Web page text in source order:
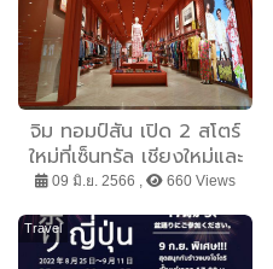
จิม ทอมป์สัน เปิด 2 สโตร์
ใหม่ที่เซ็นทรัล เชียงใหม่และ
เซ็นทรัล พัทยา เดินหน้า
ขยายฐานลูกค้า-จับกลุ่มนัก
ท่องเที่ยว
09 มิ.ย. 2566 , 660 Views
Travel